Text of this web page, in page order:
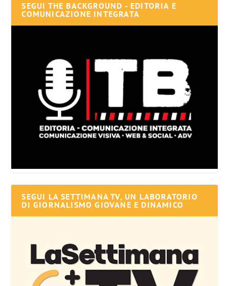
SEGUI THE BACKGROUND - EDITORIA E
COMUNICAZIONE INTEGRATA
SEGUI LA SETTIMANA TV, UN LABORATORIO
DI GIORNALISMO GIOVANE E DINAMICO